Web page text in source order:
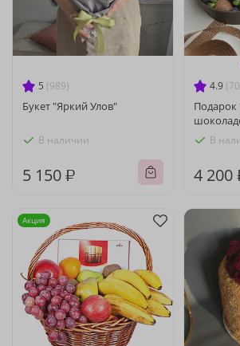
5 (989)
Букет "Яркий Улов"
В наличии
5 150 ₽
4.9
Подарок
В
4 200
Акция